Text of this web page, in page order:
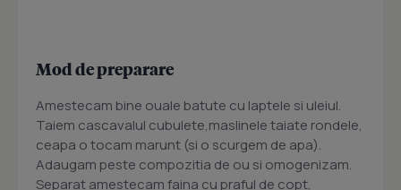
Mod de preparare
Amestecam bine ouale batute cu laptele si uleiul.
Taiem cascavalul cubulete,maslinele taiate rondele,
ceapa o tocam marunt (si o scurgem de apa).
Adaugam peste compozitia de ou si omogenizam.
Separat amestecam faina cu praful de copt,